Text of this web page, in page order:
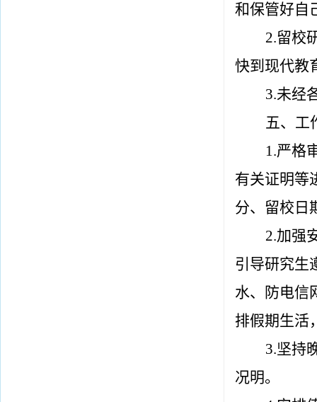
和保管好自
2.留校
快到现代教
3.未经
五、工
1.严格
有关证明等
分、 留校日
2.加强
引导研究生
水、防电信
排假期生活
3.坚持
况明。